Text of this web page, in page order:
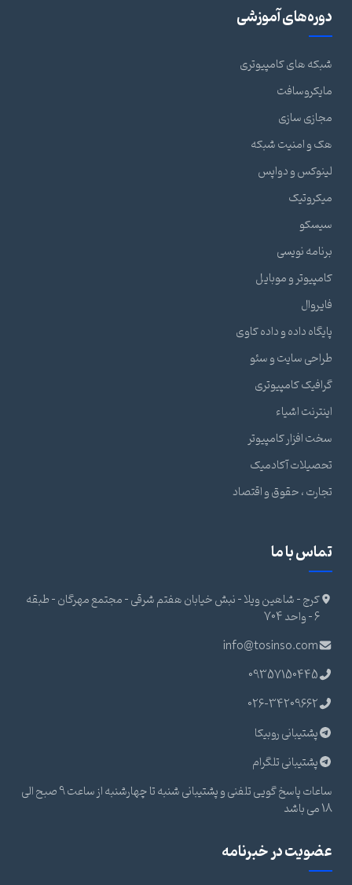
دوره‌های آموزشی
شبکه های کامپیوتری
مایکروسافت
مجازی سازی
هک و امنیت شبکه
لینوکس و دواپس
میکروتیک
سیسکو
برنامه نویسی
کامپیوتر و موبایل
فایروال
پایگاه داده و داده کاوی
طراحی سایت و سئو
گرافیک کامپیوتری
اینترنت اشیاء
سخت افزار کامپیوتر
تحصیلات آکادمیک
تجارت ، حقوق و اقتصاد
تماس با ما
کرج - شاهین ویلا - نبش خیابان هفتم شرقی - مجتمع مهرگان - طبقه
6 - واحد 704
info@tosinso.com
09357150445
026-34209662
پشتیبانی روبیکا
پشتیبانی تلگرام
ساعات پاسخ گویی تلفنی و پشتیبانی شنبه تا چهارشنبه از ساعت 9 صبح الی
18 می باشد
عضویت در خبرنامه